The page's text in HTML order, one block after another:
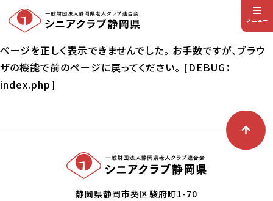
メニュー
ページを正しく表示できませんでした。 お手数ですが、ブラウ
ザの機能で前のページに戻ってください。 [DEBUG：
index.php]
静岡県静岡市葵区駿府町1-70